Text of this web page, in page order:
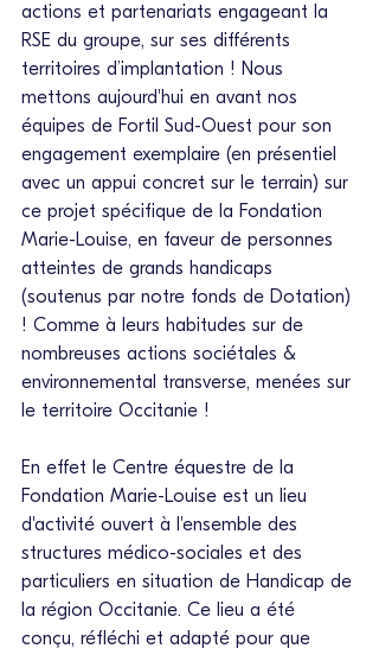
actions et partenariats engageant la
RSE du groupe, sur ses différents
territoires d’implantation ! Nous
mettons aujourd'hui en avant nos
équipes de Fortil Sud-Ouest pour son
engagement exemplaire (en présentiel
avec un appui concret sur le terrain) sur
ce projet spécifique de la Fondation
Marie-Louise, en faveur de personnes
atteintes de grands handicaps
(soutenus par notre fonds de Dotation)
! Comme à leurs habitudes sur de
nombreuses actions sociétales &
environnemental transverse, menées sur
le territoire Occitanie !
En effet le Centre équestre de la
Fondation Marie-Louise est un lieu
d'activité ouvert à l'ensemble des
structures médico-sociales et des
particuliers en situation de Handicap de
la région Occitanie. Ce lieu a été
conçu, réfléchi et adapté pour que